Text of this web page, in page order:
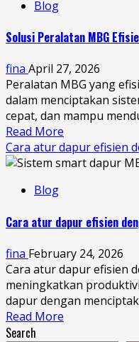
Blog
Solusi Peralatan MBG
fina April 27, 2026
Peralatan MBG yang
dalam menciptakan
cepat, dan mampu
Read More
Cara atur dapur efisien
Blog
Cara atur dapur efisien
fina February 24, 2026
Cara atur dapur efisien
meningkatkan
dapur dengan
Read More
Search